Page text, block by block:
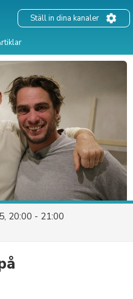
Ställ in dina kanaler
20:00 - 21:00